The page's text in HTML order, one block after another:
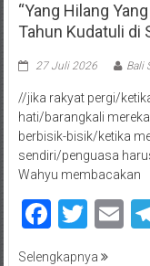
“Yang Hilang
Tahun Kudatuli di
27 Juli 2026 Bali
//jika rakyat pergi/
hati/barangkali
berbisik-bisik/ketika
sendiri/penguasa
Wahyu membacakan
Selengkapnya